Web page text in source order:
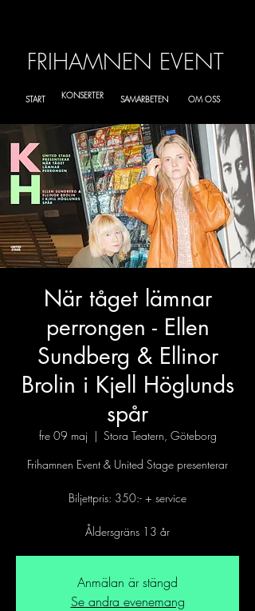
FRIHAMNEN EVENT
START OM OSS
SAMARBETEN
KONSERTER
När tåget lämnar
perrongen - Ellen
Sundberg & Ellinor
Brolin i Kjell Höglunds
spår
fre 09 maj
  |
Stora Teatern, Göteborg
Frihamnen Event & United Stage presenterar
Biljettpris: 350:- + service
Åldersgräns 13 år
Anmälan är stängd
Se andra evenemang